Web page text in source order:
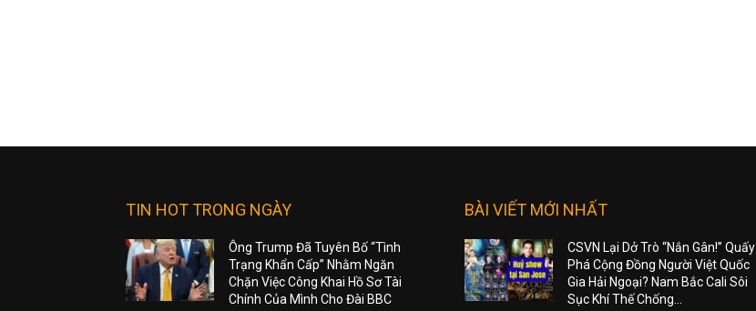
TIN HOT TRONG NGÀY
Ông Trump Đã Tuyên Bố “Tình
Trạng Khẩn Cấp” Nhằm Ngăn
Chặn Việc Công Khai Hồ Sơ Tài
Chính Của Mình Cho Đài BBC
BÀI VIẾT MỚI NHẤT
CSVN Lại Dở Trò “Nắn Gân!” Quấy
Phá Cộng Đồng Người Việt Quốc
Gia Hải Ngoại? Nam Bắc Cali Sôi
Sục Khí Thế Chống...